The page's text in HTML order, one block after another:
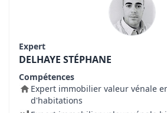
Expert
DELHAYE STÉPHANE
Compétences
Expert immobilier valeur vénale
d'habitations